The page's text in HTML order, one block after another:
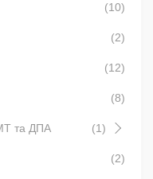
(10)
(2)
(12)
(8)
та ДПА (1)
(2)